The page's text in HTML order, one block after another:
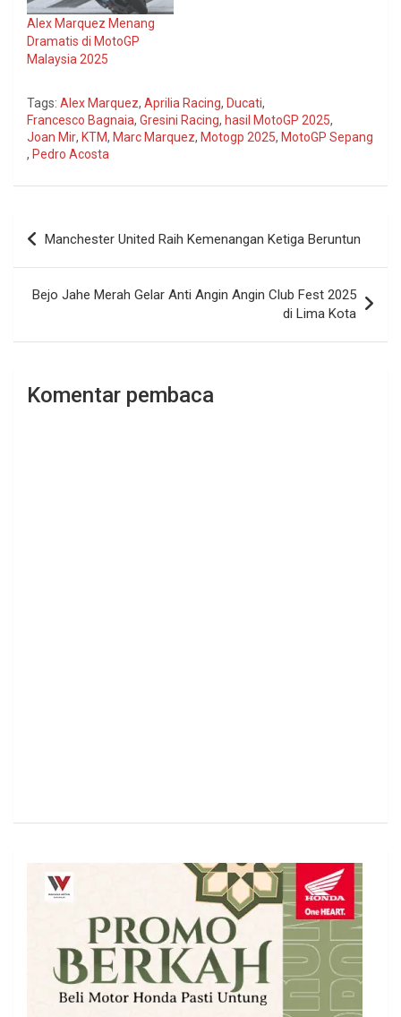
Alex Marquez Menang
Dramatis di MotoGP
Malaysia 2025
Tags: Alex Marquez, Aprilia Racing, Ducati,
Francesco Bagnaia, Gresini Racing, hasil MotoGP 2025,
Joan Mir, KTM, Marc Marquez, Motogp 2025, MotoGP Sepang
, Pedro Acosta
Navigasi
pos
Manchester United Raih Kemenangan Ketiga Beruntun
Bejo Jahe Merah Gelar Anti Angin Angin Club Fest 2025
di Lima Kota
Komentar pembaca